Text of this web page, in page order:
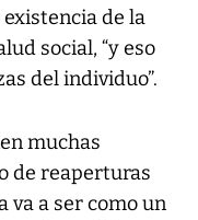
de la
social, “y eso
del individuo”.
muchas
de reaperturas
va a ser como un